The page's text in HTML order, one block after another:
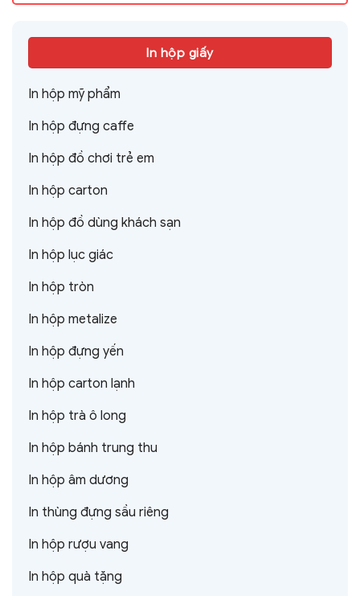
In hộp giấy
In hộp mỹ phẩm
In hộp đựng caffe
In hộp đồ chơi trẻ em
In hộp carton
In hộp đồ dùng khách sạn
In hộp lục giác
In hộp tròn
In hộp metalize
In hộp đựng yến
In hộp carton lạnh
In hộp trà ô long
In hộp bánh trung thu
In hộp âm dương
In thùng đựng sầu riêng
In hộp rượu vang
In hộp quà tặng